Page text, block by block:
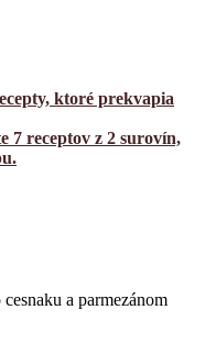
ktoré prekvapia
7 receptov z 2 surovín,
a parmezánom